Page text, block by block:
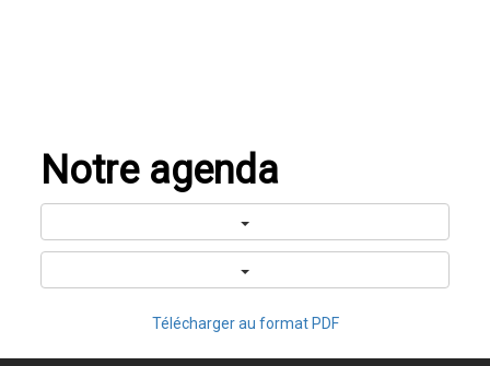
Notre agenda
Télécharger au format PDF